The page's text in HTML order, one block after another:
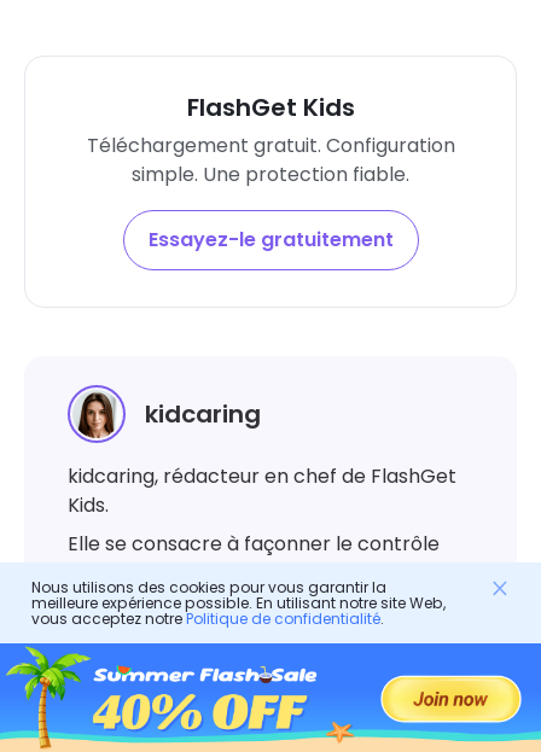
FlashGet Kids
Téléchargement gratuit. Configuration
simple. Une protection fiable.
Essayez-le gratuitement
kidcaring
kidcaring, rédacteur en chef de FlashGet
Kids.
Elle se consacre à façonner le contrôle
est une experte expérimentée dans le
secteur de la parentalité et s'est engagée
dans la création de rapports et la
rédaction de différentes applications de
contrôle parental. Au cours des cinq
Nous utilisons des cookies pour vous garantir la
meilleure expérience possible. En utilisant notre site Web,
vous acceptez notrePolitique de confidentialité.